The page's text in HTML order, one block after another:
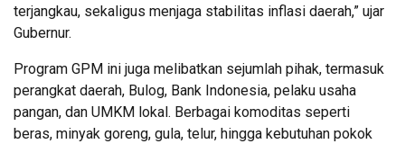
terjangkau, sekaligus menjaga stabilitas inflasi daerah,” ujar
Gubernur.
Program GPM ini juga melibatkan sejumlah pihak, termasuk
perangkat daerah, Bulog, Bank Indonesia, pelaku usaha
pangan, dan UMKM lokal. Berbagai komoditas seperti
beras, minyak goreng, gula, telur, hingga kebutuhan pokok